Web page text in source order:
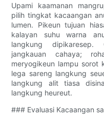
Upami kaamanan
pilih tingkat kacaangan
lumen. Pikeun tujuan
kalayan suhu warna
langkung dipikaresep.
jangkauan cahaya;
meryogikeun lampu sorot
lega sareng langkung
langkung alit tiasa
langkung heureut.
### Evaluasi Kacaangan